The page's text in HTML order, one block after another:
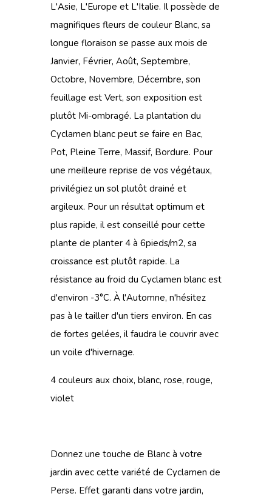
L'Asie, L'Europe et L'Italie. Il possède de
magnifiques fleurs de couleur Blanc, sa
longue floraison se passe aux mois de
Janvier, Février, Août, Septembre,
Octobre, Novembre, Décembre, son
feuillage est Vert, son exposition est
plutôt Mi-ombragé. La plantation du
Cyclamen blanc peut se faire en Bac,
Pot, Pleine Terre, Massif, Bordure. Pour
une meilleure reprise de vos végétaux,
privilégiez un sol plutôt drainé et
argileux. Pour un résultat optimum et
plus rapide, il est conseillé pour cette
plante de planter 4 à 6pieds/m2, sa
croissance est plutôt rapide. La
résistance au froid du Cyclamen blanc est
d'environ -3°C. À l'Automne, n'hésitez
pas à le tailler d'un tiers environ. En cas
de fortes gelées, il faudra le couvrir avec
un voile d'hivernage.
4 couleurs aux choix, blanc, rose, rouge,
violet
Donnez une touche de Blanc à votre
jardin avec cette variété de Cyclamen de
Perse. Effet garanti dans votre jardin,